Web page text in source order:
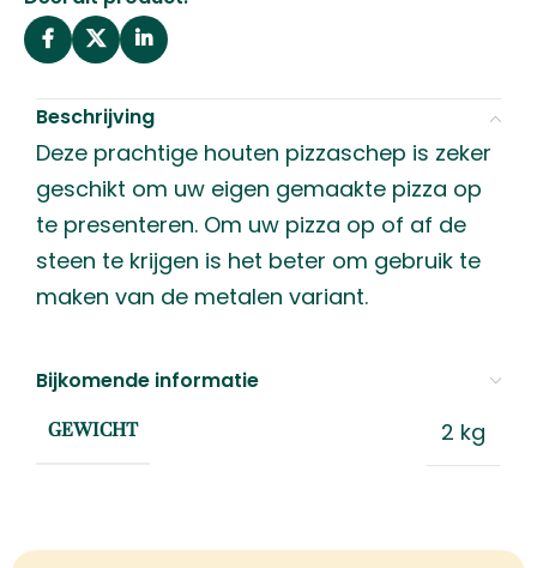
Beschrijving
Deze prachtige houten pizzaschep is zeker
geschikt om uw eigen gemaakte pizza op
te presenteren. Om uw pizza op of af de
steen te krijgen is het beter om gebruik te
maken van de metalen variant.
Bijkomende informatie
GEWICHT 2 kg